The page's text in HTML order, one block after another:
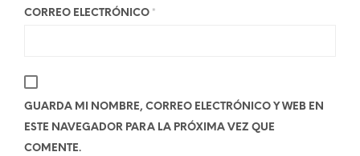
CORREO ELECTRÓNICO *
GUARDA MI NOMBRE, CORREO ELECTRÓNICO Y WEB EN
ESTE NAVEGADOR PARA LA PRÓXIMA VEZ QUE
COMENTE.